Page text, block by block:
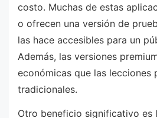
costo. Muchas de estas
o ofrecen una versión de
las hace accesibles para un
Además, las versiones
económicas que las lecciones
tradicionales.
Otro beneficio significativo es